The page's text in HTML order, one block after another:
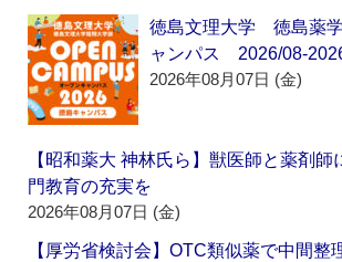
徳島文理大学 徳島薬
ャンパス 2026/08-
2026年08月07日 (金)
【昭和薬大 神林氏ら】獣医師と薬剤師
門教育の充実を
2026年08月07日 (金)
【厚労省検討会】OTC類似薬で中間整